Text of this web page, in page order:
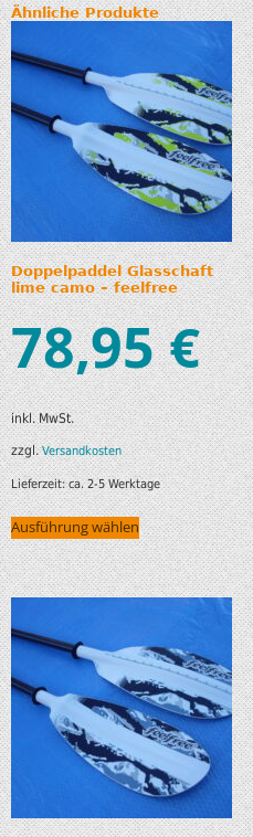
Ähnliche Produkte
Doppelpaddel Glasschaft
lime camo – feelfree
78,95€
inkl. MwSt.
zzgl.Versandkosten
Lieferzeit:ca. 2-5 Werktage
Ausführung wählen